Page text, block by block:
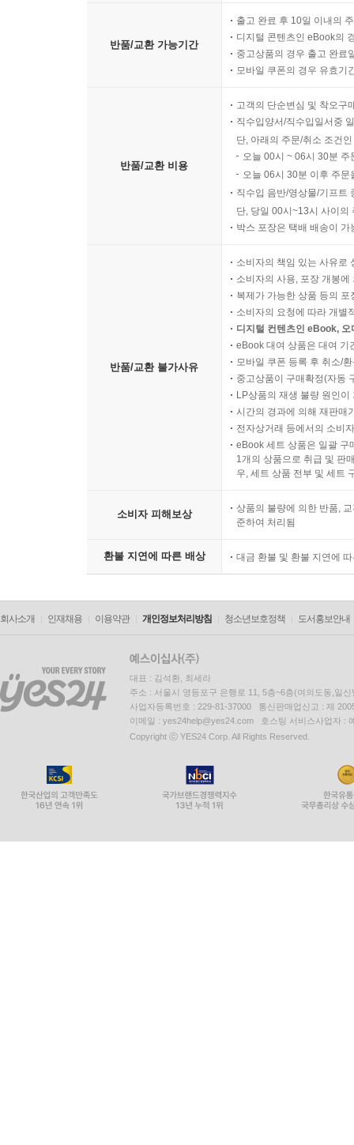
반품/교환 가능기간
출고 완료 후 10일 이내의
디지털 콘텐츠인 eBook의
중고상품의 경우 출고 완료
모바일 쿠폰의 경우 유효기
반품/교환 비용
고객의 단순변심 및 착오구
직수입양서/직수입일서중
단, 아래의 주문/취소 조건
오늘 00시 ~ 06시 30분
오늘 06시 30분 이후 주
직수입 음반/영상물/기프트
단, 당일 00시~13시 사이의
박스 포장은 택배 배송이
반품/교환 불가사유
소비자의 책임 있는 사유로
소비자의 사용, 포장 개봉
복제가 가능한 상품 등의
소비자의 요청에 따라 개별
디지털 컨텐츠인 eBook,
eBook 대여 상품은 대여 기
모바일 쿠폰 등록 후 취소/
중고상품이 구매확정(자동
LP상품의 재생 불량 원인
시간의 경과에 의해 재판매
전자상거래 등에서의 소비
eBook 세트 상품은 일괄 구
1개의 상품으로 취급 및 판
우, 세트 상품 전부 및 세트
소비자 피해보상
상품의 불량에 의한 반품,
준하여 처리됨
환불 지연에 따른 배상 대금 환불 및 환불 지연에
회사소개 인재채용 이용약관 개인정보처리방침 청소년보호정책 도서홍보안내
대표 : 김석환, 최세라
주소 : 서울시 영등포구 은행로 11, 5층~6층(여의도동,일신
사업자등록번호 : 229-81-37000 통신판매업신고 : 제
이메일 : yes24help@yes24.com 호스팅 서비스사업자 :
Copyright ⓒ YES24 Corp. All Rights Reserved.